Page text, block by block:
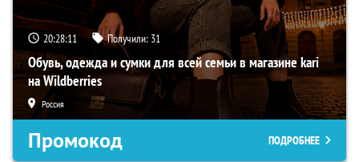
20:28:10 Получили: 31
Обувь, одежда и сумки для всей семьи в магазине kari
на Wildberries
Россия
Промокод ПОДРОБНЕЕ